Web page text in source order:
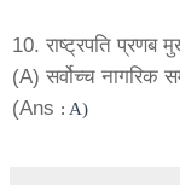
10. राष्ट्रपति प्रणब
(A) सर्वोच्च
(Ans : A)